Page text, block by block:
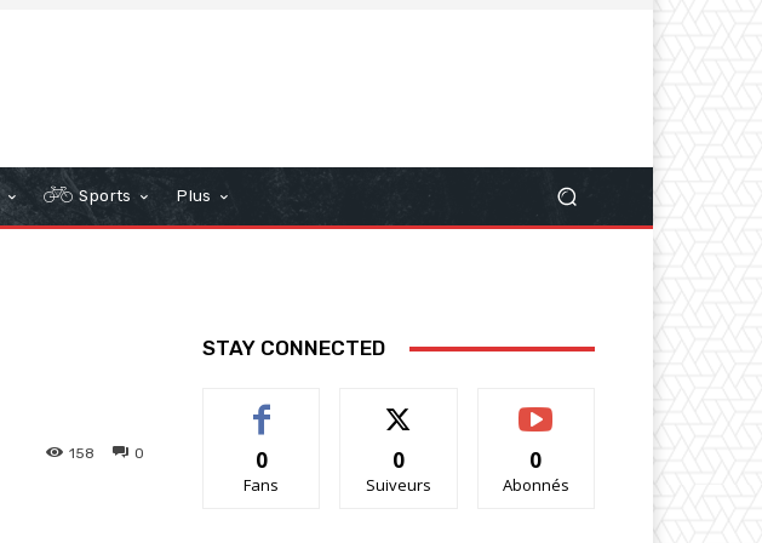
Sports Plus
0
158
STAY CONNECTED
0
Fans
0
Suiveurs
0
Abonnés